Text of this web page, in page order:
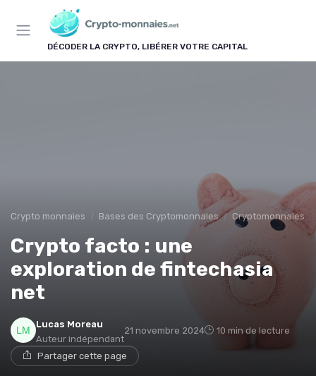
DÉCODER LA CRYPTO, LIBÉRER VOTRE CAPITAL
Crypto monnaies Bases des Cryptomonnaies Cryptomonnaies
Crypto facto : une
exploration de fintechasia
net
Lucas Moreau
Auteur indépendant
21 novembre 2024 10 min de lecture
Partager cette page
Panneau de gestion des cookies